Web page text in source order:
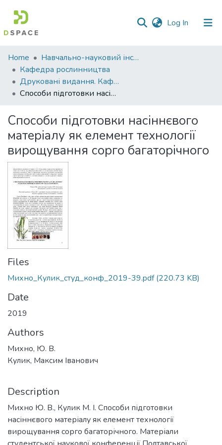
Log In (current)
Communities
&
Collections
Statistics
Home
Навчально-науковий інститут агротехнологій, селекції та екології
Кафедра рослинництва
Друковані видання. Кафедра рослинництва
Способи підготовки насіннєвого матеріалу як елемент технології вирощування сорго багаторічного
Способи підготовки насіннєвого
матеріалу як елемент технології
вирощування сорго багаторічного
Files
Михно_Кулик_студ_конф_2019-39.pdf(220.73 KB)
Date
2019
Authors
Михно, Ю. В.
Кулик, Максим Іванович
Description
Михно Ю. В., Кулик М. І. Способи підготовки
насіннєвого матеріалу як елемент технології
вирощування сорго багаторічного. Матеріали